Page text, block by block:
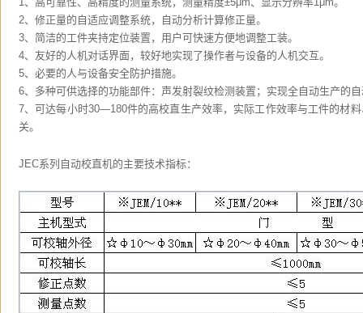
2、修正量的自适应调整系统，自动分析计算修正量。
3、简洁的工件夹持定位装置，用户可快速方便地调整工装。
4、友好的人机对话界面，较好地实现了操作者与设备的人机交互。
5、必要的人与设备安全防护措施。
6、多种可供选择的功能部件：声发射裂纹检测装置；实现全自动生产的
7、可达每小时30—180件的高校直生产效率，实际工作效率与工件的材
关。
JEC系列自动校直机的主要技术指标：